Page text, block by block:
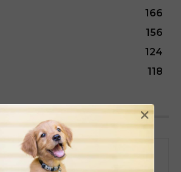
166
156
124
118
CAMPANHAS
×